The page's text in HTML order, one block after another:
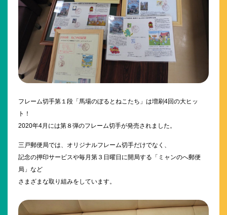
フレーム切手第１段「馬場のぼるとねこたち」は増刷4回の大ヒッ
ト！
2020年4月には第８弾のフレーム切手が発売されました。
三戸郵便局では、オリジナルフレーム切手だけでなく、
記念の押印サービスや毎月第３日曜日に開局する「ミャンのへ郵便
局」など
さまざまな取り組みをしています。